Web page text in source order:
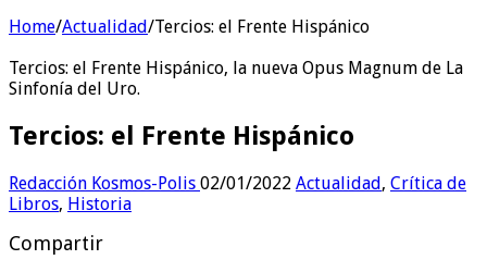
Home/Actualidad/Tercios: el Frente Hispánico
Tercios: el Frente Hispánico, la nueva Opus Magnum de La
Sinfonía del Uro.
Tercios: el Frente Hispánico
Redacción Kosmos-Polis 02/01/2022 Actualidad, Crítica de
Libros, Historia
Compartir